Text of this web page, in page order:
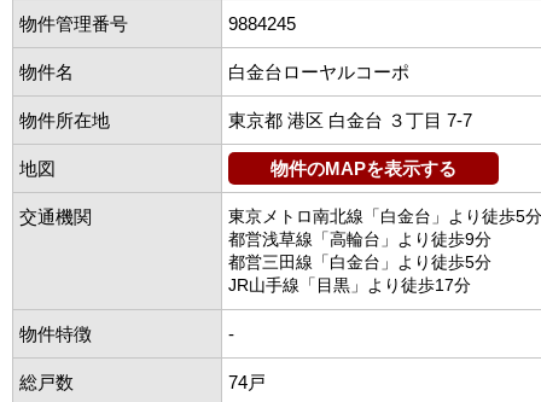
物件管理番号 9884245
物件名 白金台ローヤルコーポ
物件所在地 東京都 港区 白金台 ３丁目 7-7
地図 物件のMAPを表示する
交通機関
東京メトロ南北線「白金台」より徒歩5分
都営浅草線「高輪台」より徒歩9分
都営三田線「白金台」より徒歩5分
JR山手線「目黒」より徒歩17分
物件特徴 -
総戸数 74戸